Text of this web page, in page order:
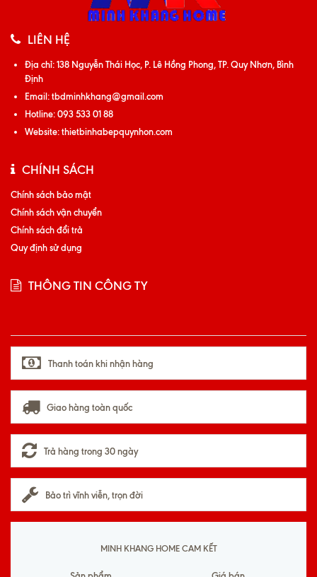
LIÊN HỆ
Địa chỉ:138 Nguyễn Thái Học, P. Lê Hồng Phong, TP. Quy Nhơn, Bình
Định
Email:tbdminhkhang@gmail.com
Hotline:093 533 01 88
Website:thietbinhabepquynhon.com
CHÍNH SÁCH
Chính sách bảo mật
Chính sách vận chuyển
Chính sách đổi trả
Quy định sử dụng
THÔNG TIN CÔNG TY
Thanh toán khi nhận hàng
Giao hàng toàn quốc
Trả hàng trong 30 ngày
Bảo trì vĩnh viễn, trọn đời
MINH KHANG HOME CAM KẾT